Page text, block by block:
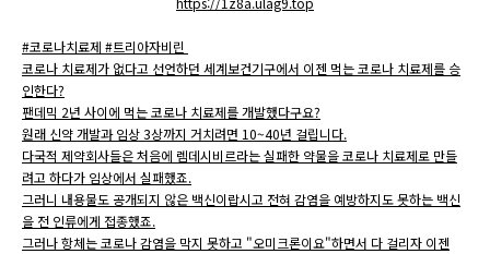
#코로나치료제 #트리아자비린
코로나 치료제가 없다고 선언하던 세계보건기구에서 이젠 먹는 코로나 치료제를 승
인한다?
팬데믹 2년 사이에 먹는 코로나 치료제를 개발했다구요?
원래 신약 개발과 임상 3상까지 거치려면 10~40년 걸립니다.
다국적 제약회사들은 처음에 렘데시비르라는 실패한 약물을 코로나 치료제로 만들
려고 하다가 임상에서 실패했죠.
그러니 내용물도 공개되지 않은 백신이랍시고 전혀 감염을 예방하지도 못하는 백신
을 전 인류에게 접종했죠.
그러나 항체는 코로나 감염을 막지 못하고 "오미크론이요"하면서 다 걸리자 이젠